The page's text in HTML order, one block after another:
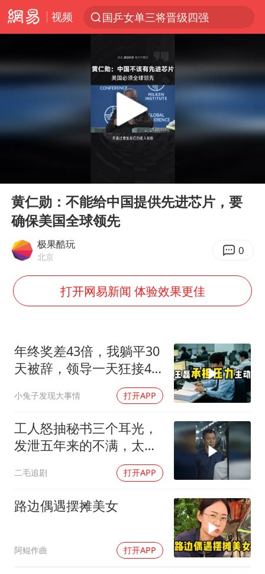
视频
国乒女单三将晋级四强
马克·艾伦退出斯诺克中国公开赛
新疆优化调整景区内自驾服务费
夏日经济乘“热”而上 消费市场向“新”而行
央视新主播李秋莹孙亚鹏亮相
酒店回应车内过夜被收150元
杭州全市有序停课
商场现钱学森巨幅海报 负责人回应
全民健身事业高质量发展
台当局重金为“台独”织“皇帝新衣”
几元成本的AI广告导致千万市值蒸发
乐享全民健身 共筑健康中国
Play
黄仁勋：不能给中国提供先进芯片，要
确保美国全球领先
极果酷玩
北京 0
打开网易新闻 体验效果更佳
年终奖差43倍，我躺平30
天被辞，领导一天狂接47
小兔子发现大事情 打开APP
工人怒抽秘书三个耳光，
发泄五年来的不满，太解
二毛追剧 打开APP
路边偶遇摆摊美女
阿鲲作曲 打开APP